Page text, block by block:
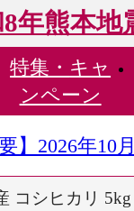
8年熊本
特集・ キャ
ンペーン
要】2026年
コシヒカリ